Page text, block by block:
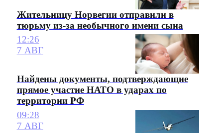
Жительницу Норвегии отправили в
тюрьму из-за необычного имени сына
12:26
7 АВГ
Найдены документы, подтверждающие
прямое участие НАТО в ударах по
территории РФ
09:28
7 АВГ